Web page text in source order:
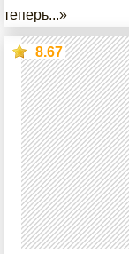
теперь...»
8.67